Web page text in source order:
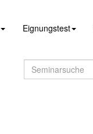
Eignungstest